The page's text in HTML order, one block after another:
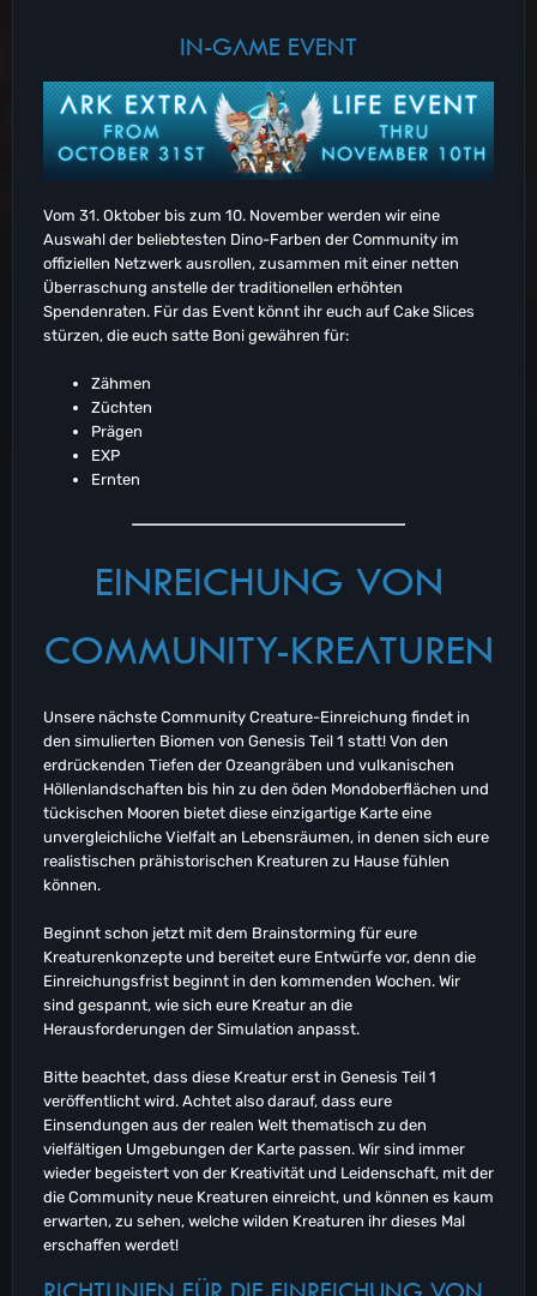
IN-GAME EVENT
Vom 31. Oktober bis zum 10. November werden wir eine
Auswahl der beliebtesten Dino-Farben der Community im
offiziellen Netzwerk ausrollen, zusammen mit einer netten
Überraschung anstelle der traditionellen erhöhten
Spendenraten. Für das Event könnt ihr euch auf Cake Slices
stürzen, die euch satte Boni gewähren für:
Zähmen
Züchten
Prägen
EXP
Ernten
EINREICHUNG VON
COMMUNITY-KREATUREN
Unsere nächste Community Creature-Einreichung findet in
den simulierten Biomen von Genesis Teil 1 statt! Von den
erdrückenden Tiefen der Ozeangräben und vulkanischen
Höllenlandschaften bis hin zu den öden Mondoberflächen und
tückischen Mooren bietet diese einzigartige Karte eine
unvergleichliche Vielfalt an Lebensräumen, in denen sich eure
realistischen prähistorischen Kreaturen zu Hause fühlen
können.
Beginnt schon jetzt mit dem Brainstorming für eure
Kreaturenkonzepte und bereitet eure Entwürfe vor, denn die
Einreichungsfrist beginnt in den kommenden Wochen. Wir
sind gespannt, wie sich eure Kreatur an die
Herausforderungen der Simulation anpasst.
Bitte beachtet, dass diese Kreatur erst in Genesis Teil 1
veröffentlicht wird. Achtet also darauf, dass eure
Einsendungen aus der realen Welt thematisch zu den
vielfältigen Umgebungen der Karte passen. Wir sind immer
wieder begeistert von der Kreativität und Leidenschaft, mit der
die Community neue Kreaturen einreicht, und können es kaum
erwarten, zu sehen, welche wilden Kreaturen ihr dieses Mal
erschaffen werdet!